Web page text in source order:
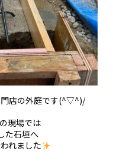
店の外庭です(^▽^)/
現場では
た石垣へ
れました